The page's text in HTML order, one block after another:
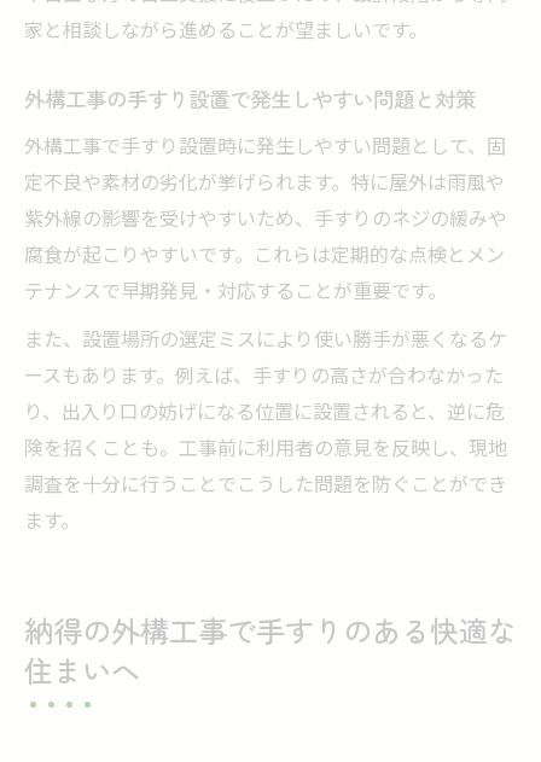
家と相談しながら進めることが望ましいです。
外構工事の手すり設置で発生しやすい問題と対策
外構工事で手すり設置時に発生しやすい問題として、固
定不良や素材の劣化が挙げられます。特に屋外は雨風や
紫外線の影響を受けやすいため、手すりのネジの緩みや
腐食が起こりやすいです。これらは定期的な点検とメン
テナンスで早期発見・対応することが重要です。
また、設置場所の選定ミスにより使い勝手が悪くなるケ
ースもあります。例えば、手すりの高さが合わなかった
り、出入り口の妨げになる位置に設置されると、逆に危
険を招くことも。工事前に利用者の意見を反映し、現地
調査を十分に行うことでこうした問題を防ぐことができ
ます。
納得の外構工事で手すりのある快適な
住まいへ